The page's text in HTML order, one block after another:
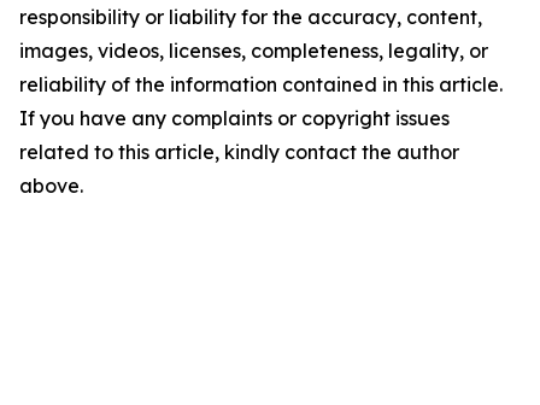
responsibility or liability for the accuracy, content,
images, videos, licenses, completeness, legality, or
reliability of the information contained in this article.
If you have any complaints or copyright issues
related to this article, kindly contact the author
above.